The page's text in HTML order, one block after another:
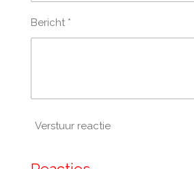
Bericht *
Verstuur reactie